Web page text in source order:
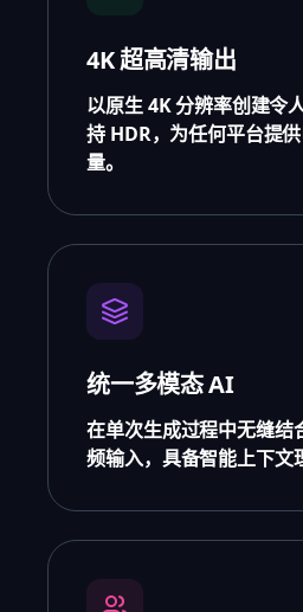
4K 超高清输出
以原生 4K 分辨率创建令
持 HDR，为任何平台提
量。
统一多模态 AI
在单次生成过程中无缝结
频输入，具备智能上下文